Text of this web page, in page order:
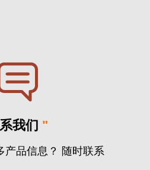
我们 "
产品信息？ 随时联系